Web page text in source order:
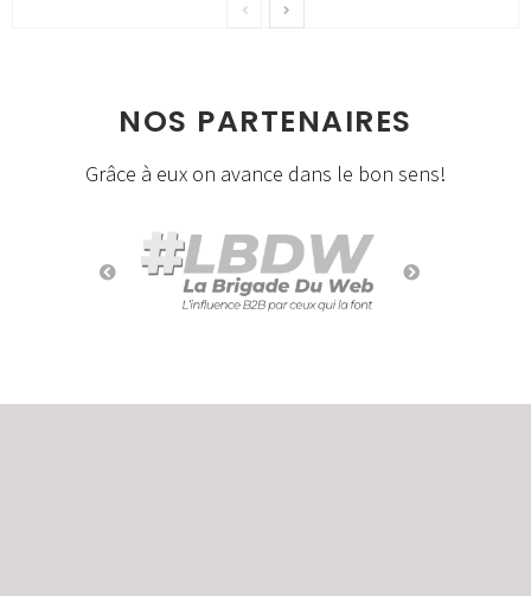
NOS PARTENAIRES
Grâce à eux on avance dans le bon sens!